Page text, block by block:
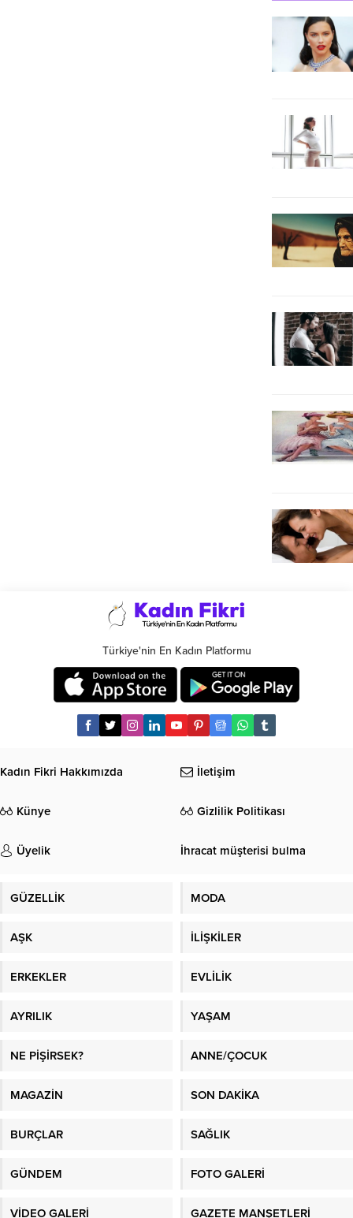
Türkiye'nin En Kadın Platformu
Kadın Fikri Hakkımızda İletişim
Künye Gizlilik Politikası
Üyelik İhracat müşterisi bulma
GÜZELLİK MODA
AŞK İLİŞKİLER
ERKEKLER EVLİLİK
AYRILIK YAŞAM
NE PİŞİRSEK? ANNE/ÇOCUK
MAGAZİN SON DAKİKA
BURÇLAR SAĞLIK
GÜNDEM FOTO GALERİ
VİDEO GALERİ GAZETE MANŞETLERİ